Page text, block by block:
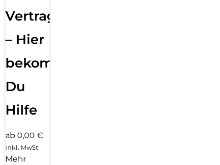
Vertragsabwicklung
– Hier
bekommst
Du
Hilfe
ab 0,00 €
inkl. MwSt.
Mehr